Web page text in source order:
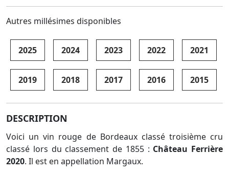
Autres millésimes disponibles
2025 2024 2023 2022 2021
2019 2018 2017 2016 2015
DESCRIPTION
Voici un vin rouge de Bordeaux classé troisième cru
classé lors du classement de 1855 : Château Ferrière
2020. Il est en appellation Margaux.